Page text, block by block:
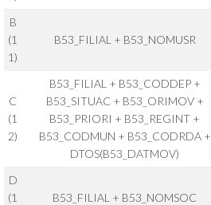
B
(1
1)
B53_FILIAL + B53_NOMUSR
C
(1
2)
B53_FILIAL + B53_CODDEP +
B53_SITUAC + B53_ORIMOV +
B53_PRIORI + B53_REGINT +
B53_CODMUN + B53_CODRDA +
DTOS(B53_DATMOV)
D
(1
B53_FILIAL + B53_NOMSOC